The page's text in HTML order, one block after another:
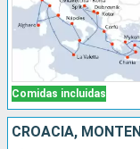
Comidas incluidas